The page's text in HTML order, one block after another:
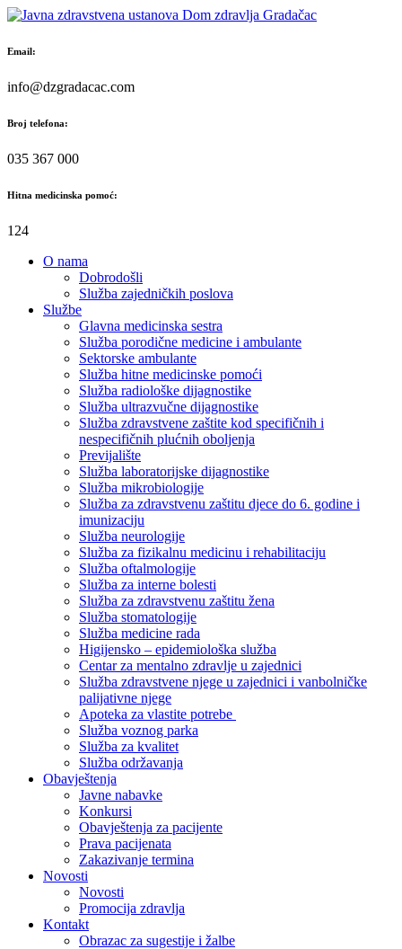
Skip
content
Email:
info@dzgradacac.com
Broj telefona:
035 367 000
Hitna medicinska pomoć:
124
O nama
Dobrodošli
Služba zajedničkih poslova
Službe
Glavna medicinska sestra
Služba porodične medicine i ambulante
Sektorske ambulante
Služba hitne medicinske pomoći
Služba radiološke dijagnostike
Služba ultrazvučne dijagnostike
Služba zdravstvene zaštite kod specifičnih i
nespecifičnih plućnih oboljenja
Previjalište
Služba laboratorijske dijagnostike
Služba mikrobiologije
Služba za zdravstvenu zaštitu djece do 6. godine i
imunizaciju
Služba neurologije
Služba za fizikalnu medicinu i rehabilitaciju
Služba oftalmologije
Služba za interne bolesti
Služba za zdravstvenu zaštitu žena
Služba stomatologije
Služba medicine rada
Higijensko – epidemiološka služba
Centar za mentalno zdravlje u zajednici
Služba zdravstvene njege u zajednici i vanbolničke
palijativne njege
Apoteka za vlastite potrebe
Služba voznog parka
Služba za kvalitet
Služba održavanja
Obavještenja
Javne nabavke
Konkursi
Obavještenja za pacijente
Prava pacijenata
Zakazivanje termina
Novosti
Novosti
Promocija zdravlja
Kontakt
Obrazac za sugestije i žalbe